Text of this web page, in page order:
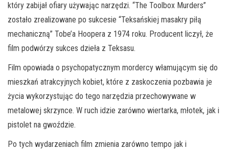
który zabijał ofiary używając narzędzi. “The Toolbox Murders”
zostało zrealizowane po sukcesie “Teksańskiej masakry piłą
mechaniczną” Tobe’a Hoopera z 1974 roku. Producent liczył, że
film podwórzy sukces dzieła z Teksasu.
Film opowiada o psychopatycznym mordercy włamującym się do
mieszkań atrakcyjnych kobiet, które z zaskoczenia pozbawia je
życia wykorzystując do tego narzędzia przechowywane w
metalowej skrzynce. W ruch idzie zarówno wiertarka, młotek, jak i
pistolet na gwoździe.
Po tych wydarzeniach film zmienia zarówno tempo jak i